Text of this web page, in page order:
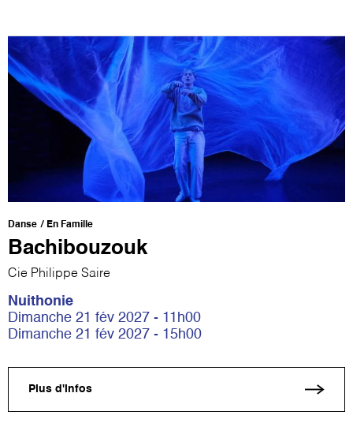
Danse En Famille
Bachibouzouk
Cie Philippe Saire
Nuithonie
Dimanche 21 fév 2027 - 11h00
Dimanche 21 fév 2027 - 15h00
Plus d'infos